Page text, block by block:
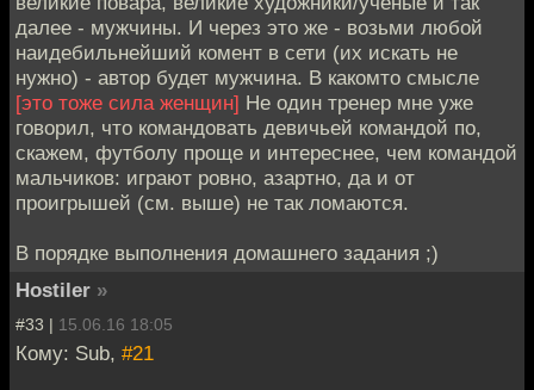
далее - мужчины. И через это же - возьми любой
наидебильнейший комент в сети (их искать не
нужно) - автор будет мужчина. В какомто смысле
[это тоже сила женщин] Не один тренер мне уже
говорил, что командовать девичьей командой по,
скажем, футболу проще и интереснее, чем командой
мальчиков: играют ровно, азартно, да и от
проигрышей (см. выше) не так ломаются.
В порядке выполнения домашнего задания ;)
Hostiler »
#33 | 15.06.16 18:05
Кому: Sub, #21